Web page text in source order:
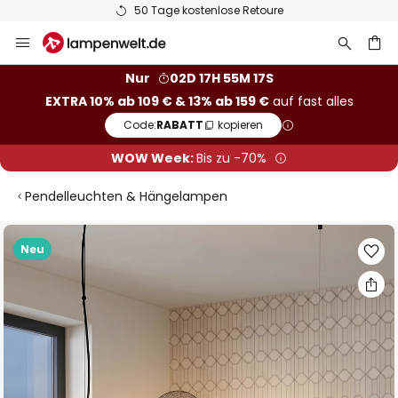
50 Tage kostenlose Retoure
Inhalt
Nur
02D 17H 55M 16S
EXTRA 10% ab 109 € & 13% ab 159 €auf fast alles
Code:RABATT kopieren
WOW Week:Bis zu -70%
Pendelleuchten & Hängelampen
Neu
Zum
Ende
Bildgalerie
springen